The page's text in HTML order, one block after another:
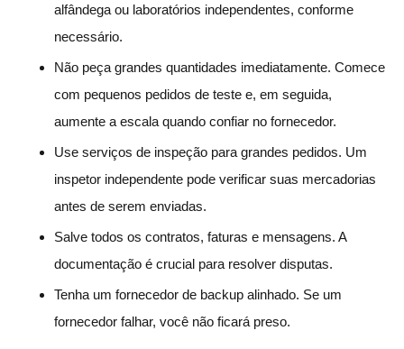
alfândega ou laboratórios independentes, conforme
necessário.
Não peça grandes quantidades imediatamente. Comece
com pequenos pedidos de teste e, em seguida,
aumente a escala quando confiar no fornecedor.
Use serviços de inspeção para grandes pedidos. Um
inspetor independente pode verificar suas mercadorias
antes de serem enviadas.
Salve todos os contratos, faturas e mensagens. A
documentação é crucial para resolver disputas.
Tenha um fornecedor de backup alinhado. Se um
fornecedor falhar, você não ficará preso.